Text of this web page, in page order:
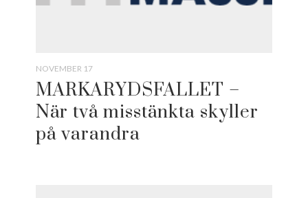
NOVEMBER 17
MARKARYDSFALLET –
När två misstänkta skyller
på varandra